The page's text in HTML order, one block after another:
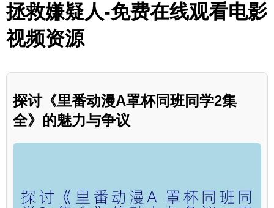
拯救嫌疑人-免费在线观看电影
视频资源
探讨《里番动漫A罩杯同班同学2集
全》的魅力与争议